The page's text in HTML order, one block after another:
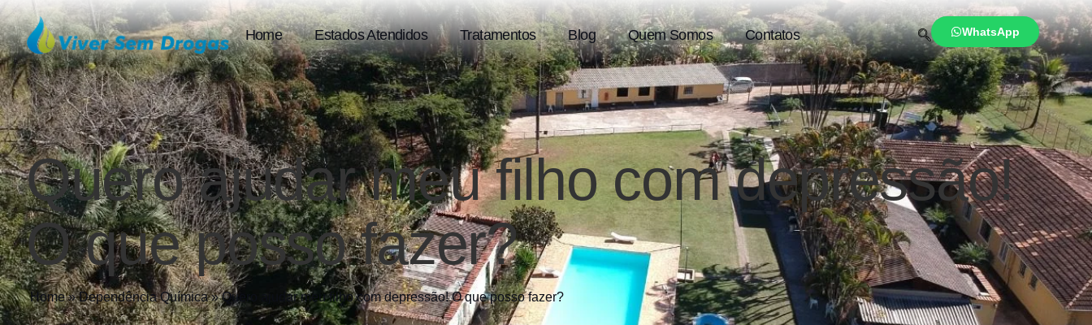
Home Estados Atendidos Tratamentos Blog Quem Somos Contatos WhatsApp
Quero ajudar meu filho com depressão!
O que posso fazer?
Home»Dependência Química»Quero ajudar meu filho com depressão! O que posso fazer?